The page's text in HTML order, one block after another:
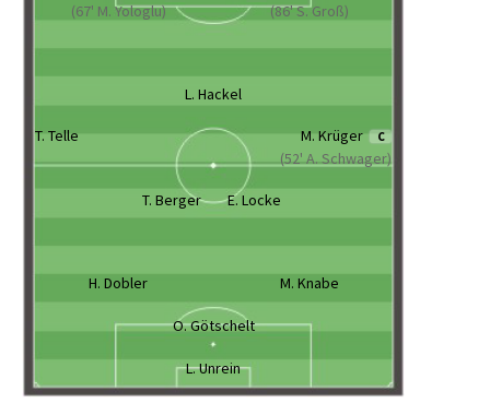
(67' M. Yologlu)
(86' S. Groß)
L. Hackel
T. Telle M. Krüger C
(52' A. Schwager)
T. Berger E. Locke
H. Dobler M. Knabe
O. Götschelt
L. Unrein